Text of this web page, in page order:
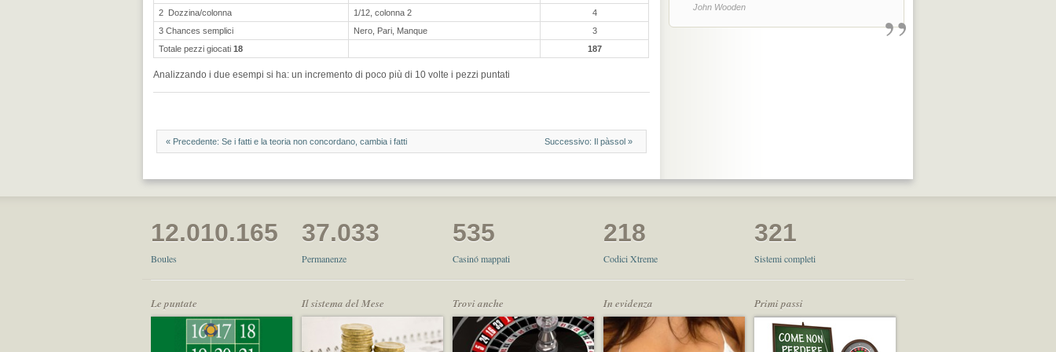
2 Dozzina/colonna 1/12, colonna 2
4
3 Chances semplici
Nero, Pari, Manque
3
Totale pezzi giocati 18 187
Analizzando i due esempi si ha: un incremento di poco più di 10 volte i pezzi puntati
« Precedente: Se i fatti e la teoria non concordano, cambia i fatti Successivo: Il pàssol »
John Wooden ”
12.010.165
Boules
37.033
Permanenze
535
Casinó mappati
218
Codici Xtreme
321
Sistemi completi
Le puntate Il sistema del Mese Trovi anche In evidenza Primi passi